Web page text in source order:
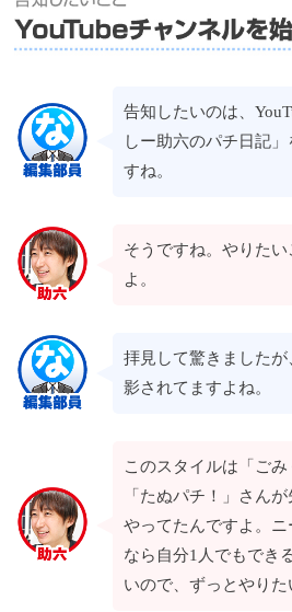
告知したいのは、
しー助六のパチ日記
すね。
そうですね。やりた
よ。
拝見して驚きました
影されてますよね。
このスタイルは「ごみ
「たぬパチ！」さん
やってたんですよ。
なら自分1人でもでき
いので、ずっとやりた